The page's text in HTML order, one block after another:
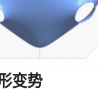
变势